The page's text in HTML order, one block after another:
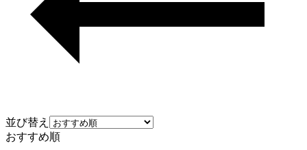
並び替え
おすすめ順